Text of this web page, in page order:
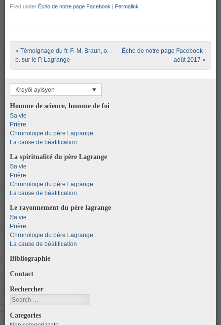
Filed under Écho de notre page Facebook | Permalink
Post navigation
« Témoignage du fr. F.-M. Braun, o.
p. sur le P. Lagrange
Écho de notre page Facebook :
août 2017 »
Kreyòl ayisyen
Homme de science, homme de foi
Sa vie
Prière
Chronologie du père Lagrange
La cause de béatification
La spiritualité du père Lagrange
Sa vie
Prière
Chronologie du père Lagrange
La cause de béatification
Le rayonnement du père lagrange
Sa vie
Prière
Chronologie du père Lagrange
La cause de béatification
Bibliographie
Contact
Rechercher
Search
Categories